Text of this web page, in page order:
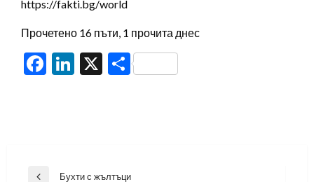
https://fakti.bg/world
Прочетено 16 пъти, 1 прочита днес
Facebook
LinkedIn
X Share
Навигация
Бухти с жълтъци